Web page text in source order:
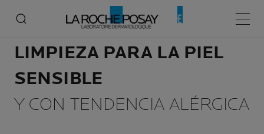
Menú
LA MEJOR RUTINA DE
LIMPIEZA PARA LA PIEL
SENSIBLE
Y CON TENDENCIA ALÉRGICA